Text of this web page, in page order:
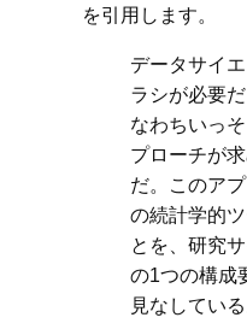
を引用します。
データサイ
ラシが必要
なわちいっ
プローチが
だ。このア
の続計学的
とを、研究
の1つの構成
見なしている